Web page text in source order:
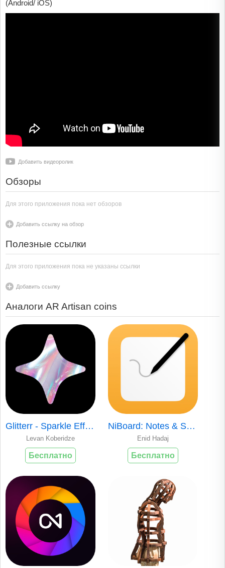
(Android/ iOS)
Добавить видеоролик
Обзоры
Для этого приложения пока нет обзоров
Добавить ссылку на обзор
Полезные ссылки
Для этого приложения пока не указаны ссылки
Добавить ссылку
Аналоги AR Artisan coins
Glitterr - Sparkle Effects
Levan Koberidze
Бесплатно
NiBoard: Notes & Sketches
Enid Hadaj
Бесплатно